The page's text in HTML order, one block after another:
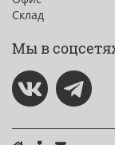
Склад
Мы в